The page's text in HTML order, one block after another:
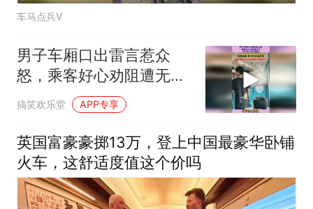
车马点兵V
男子车厢口出雷言惹众
怒，乘客好心劝阻遭无
视，仍不依不饶太嚣张
搞笑欢乐堂 APP专享
英国富豪豪掷13万，登上中国最豪华卧铺
火车，这舒适度值这个价吗